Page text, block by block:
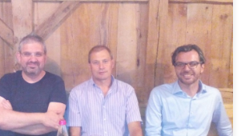
M.Q. und G.Z. haben sich heute
der Vollversammlung der SK Leifers
Hauptmann Robert Silvestri
und erleichtert, dass die beiden
großen Fehler eingesehen haben und
entschuldigt haben. Trotzdem
ein […]